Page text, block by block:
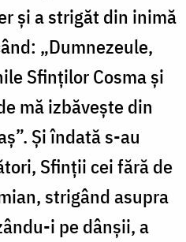
și a strigăt din inimă
„Dumnezeule,
Sfinților Cosma și
mă izbăvește din
Și îndată s-au
Sfinții cei fără de
strigând asupra
i pe dânșii, a